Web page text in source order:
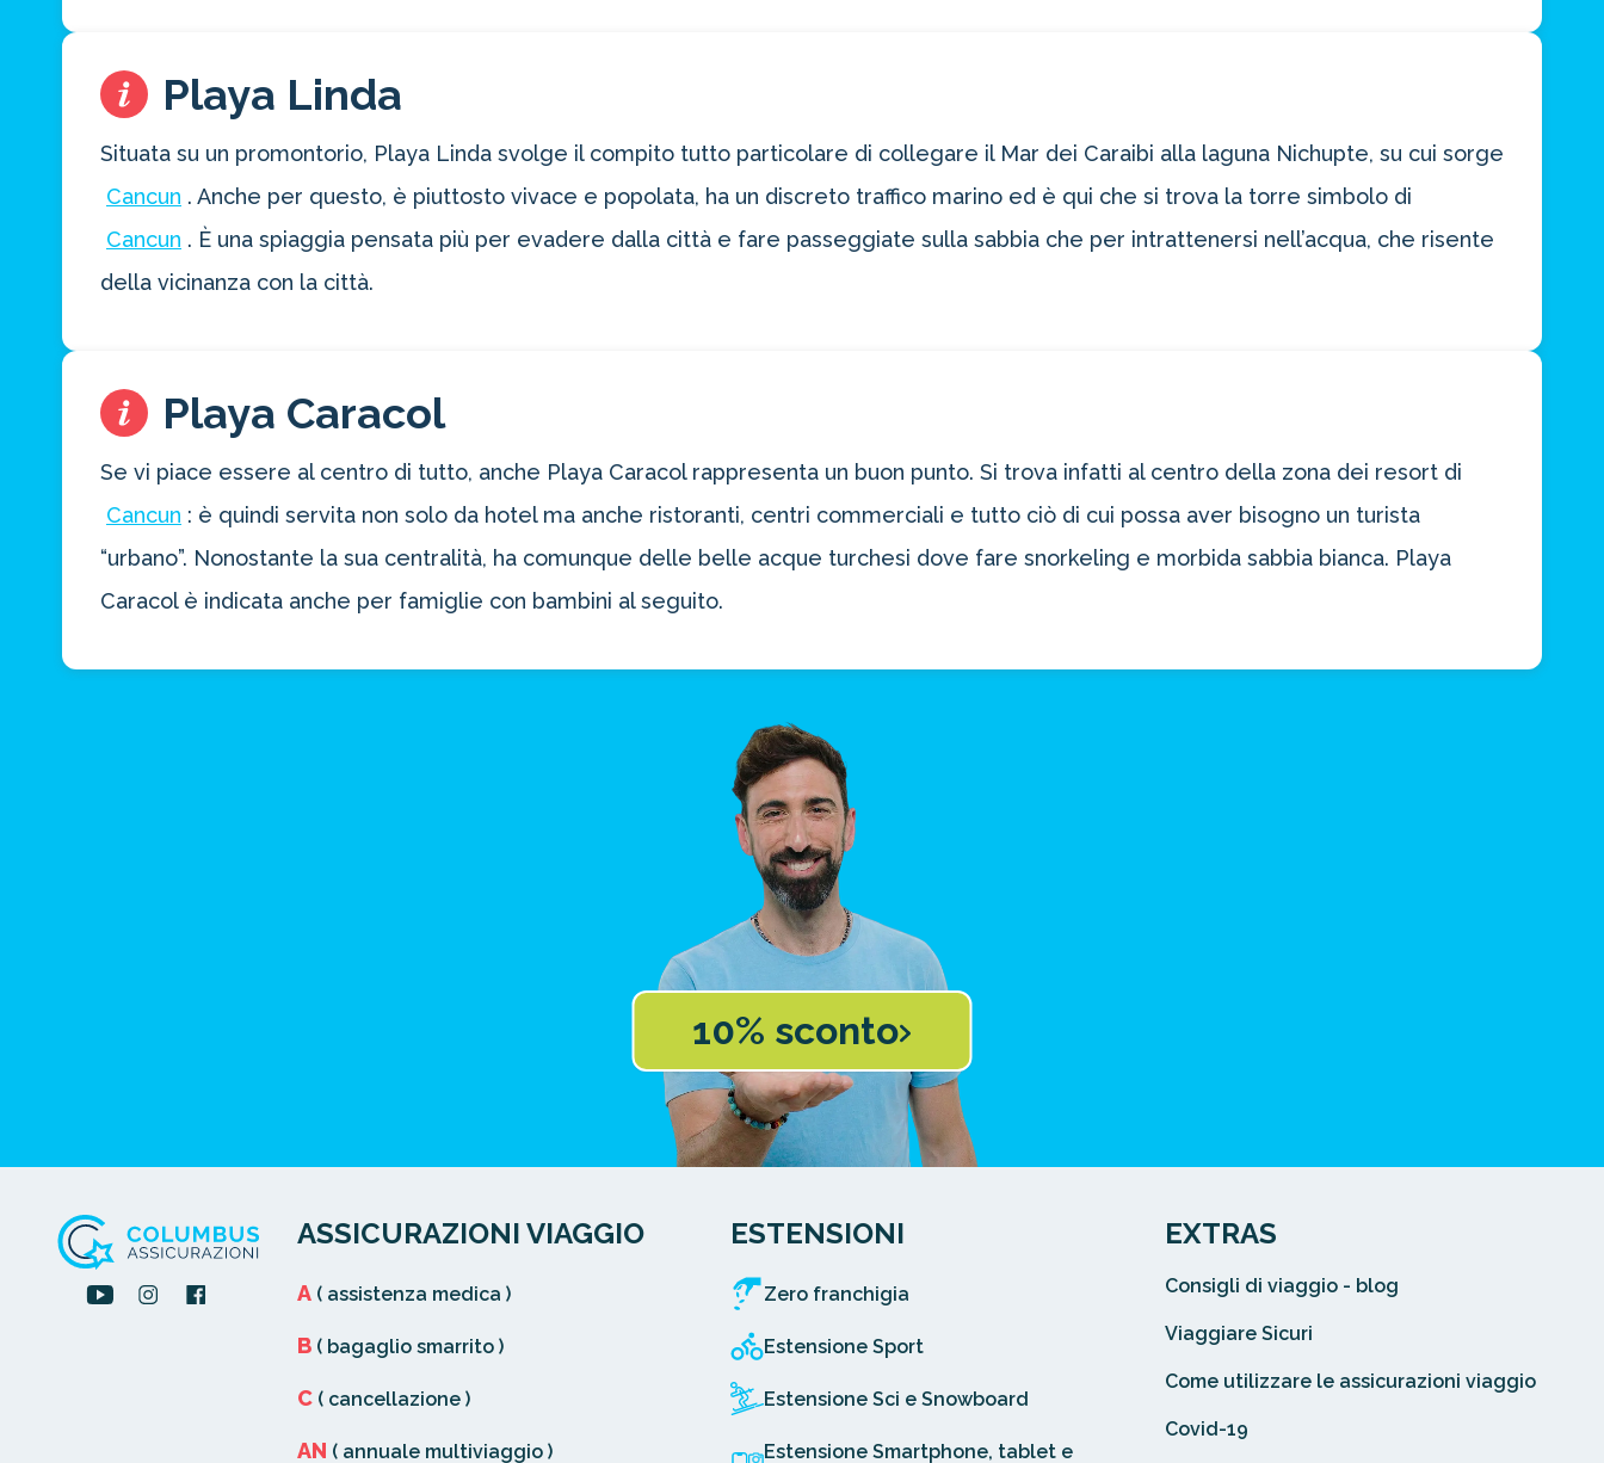
Playa Linda
Situata su un promontorio, Playa Linda svolge il compito tutto particolare di collegare il Mar dei Caraibi alla laguna Nichupte, su cui sorge
Cancun . Anche per questo, è piuttosto vivace e popolata, ha un discreto traffico marino ed è qui che si trova la torre simbolo di
Cancun . È una spiaggia pensata più per evadere dalla città e fare passeggiate sulla sabbia che per intrattenersi nell’acqua, che risente
della vicinanza con la città.
Playa Caracol
Se vi piace essere al centro di tutto, anche Playa Caracol rappresenta un buon punto. Si trova infatti al centro della zona dei resort di
Cancun : è quindi servita non solo da hotel ma anche ristoranti, centri commerciali e tutto ciò di cui possa aver bisogno un turista
“urbano”. Nonostante la sua centralità, ha comunque delle belle acque turchesi dove fare snorkeling e morbida sabbia bianca. Playa
Caracol è indicata anche per famiglie con bambini al seguito.
10% sconto
ASSICURAZIONI VIAGGIO
A( assistenza medica )
B( bagaglio smarrito )
C( cancellazione )
AN ( annuale multiviaggio )
ESTENSIONI
Zero franchigia
Estensione Sport
Estensione Sci e Snowboard
Estensione Smartphone, tablet e
EXTRAS
Consigli di viaggio - blog
Viaggiare Sicuri
Come utilizzare le assicurazioni viaggio
Covid-19